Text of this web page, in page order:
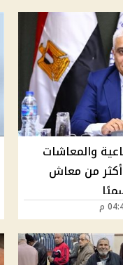
والمعاشات
أكثر من معاش